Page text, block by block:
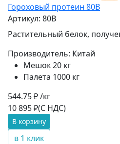
Гороховый протеин 80B
Артикул: 80B
Растительный белок,
Производитель: Китай
Мешок 20 кг
Палета 1000 кг
544.75 ₽ /кг
10 895 ₽(С НДС)
В корзину
в 1 клик